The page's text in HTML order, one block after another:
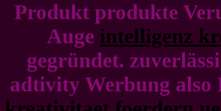
Produkt produkte
Auge intelligenz
gegründet.
adtivity Werbung also